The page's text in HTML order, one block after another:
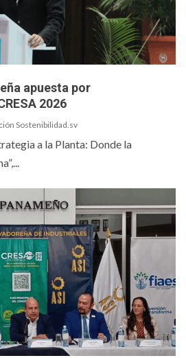
apuesta por
2026
Sostenibilidad.sv
a la Planta: Donde la